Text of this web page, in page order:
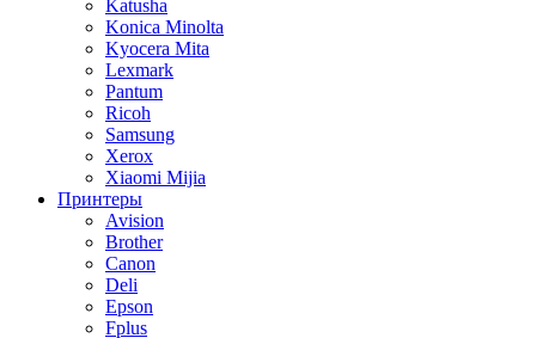
Katusha
Konica Minolta
Kyocera Mita
Lexmark
Pantum
Ricoh
Samsung
Xerox
Xiaomi Mijia
Принтеры
Avision
Brother
Canon
Deli
Epson
Fplus